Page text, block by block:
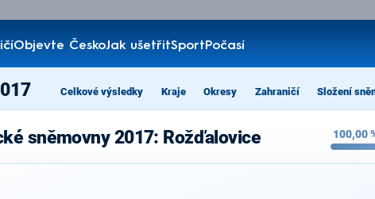
Objevte ČeskoJak ušetřitSportPočasí
Celkové výsledky Kraje Okresy Zahraničí Složení
sněmovny 2017: Rožďalovice 100,00